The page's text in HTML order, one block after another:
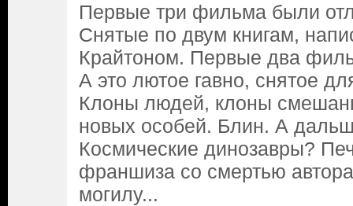
Первые три фильма были
Снятые по двум книгам,
Крайтоном. Первые два
А это лютое гавно, снятое
Клоны людей, клоны
новых особей. Блин. А
Космические динозавры?
франшиза со смертью
могилу...